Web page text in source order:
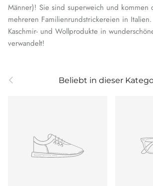
Männer)! Sie sind superweich und kommen
mehreren Familienrundstrickereien in
Kaschmir- und Wollprodukte in
verwandelt!
Vorherige Beliebt in dieser